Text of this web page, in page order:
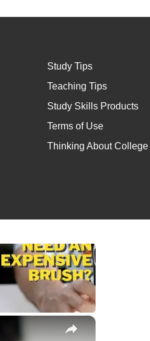
Study Tips
Teaching Tips
Study Skills Products
Terms of Use
Thinking About
×